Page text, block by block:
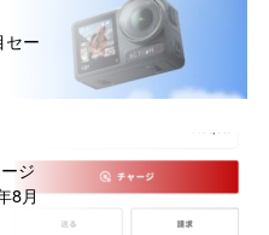
ー
ジ
8月